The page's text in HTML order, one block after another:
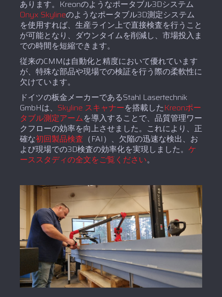
あります。Kreonのようなポータブル3Dシステム
Onyx Skylineのようなポータブル3D測定システム
を使用すれば、生産ライン上で直接検査を行うこと
が可能となり、ダウンタイムを削減し、市場投入ま
での時間を短縮できます。
従来のCMMは自動化と精度において優れています
が、特殊な部品や現場での検証を行う際の柔軟性に
欠けています。
ドイツの板金メーカーであるStahl Lasertechnik
GmbHは、 Skyline スキャナーを搭載したKreonポー
タブル測定アームを導入することで、品質管理ワー
クフローの効率を向上させました。これにより、正
確な初回製品検査 （FAI）、欠陥の迅速な検出、お
よび現場での3D検査の効率化を実現しました。 ケ
ーススタディの全文をご覧ください。